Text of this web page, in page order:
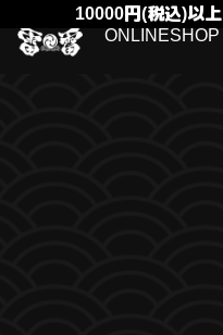
10000円(税込)以
ONLINESHOP